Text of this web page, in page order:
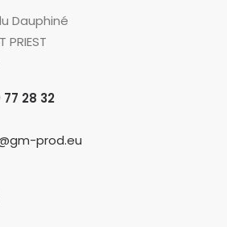
Dauphiné
PRIEST
77 28 32
prod.eu